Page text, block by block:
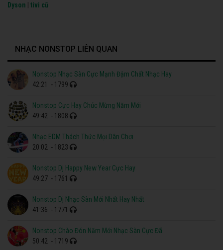
Dyson
tivi cũ
NHẠC NONSTOP LIÊN QUAN
Nonstop Nhạc Sàn Cực Mạnh Đậm Chất Nhạc Hay
42:21
- 1799
Nonstop Cực Hay Chúc Mừng Năm Mới
49:42 - 1808
Nhạc EDM Thách Thức Mọi Dân Chơi
20:02 - 1823
Nonstop Dj Happy New Year Cực Hay
49:27 - 1761
Nonstop Dj Nhạc Sàn Mới Nhất Hay Nhất
41:36 - 1771
Nonstop Chào Đón Năm Mới Nhạc Sàn Cực Đã
50:42 - 1719